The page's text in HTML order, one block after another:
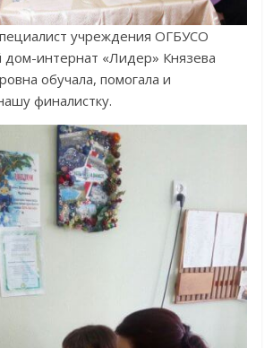
учреждения ОГБУСО
дом-интернат «Лидер» Князева
обучала, помогала и
финалистку.